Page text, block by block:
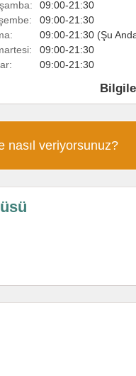
09:00-21:30
09:00-21:30
09:00-21:30 (Şu
09:00-21:30
09:00-21:30
nasıl veriyorsunuz?